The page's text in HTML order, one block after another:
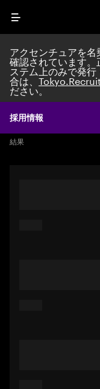
Menu
採用情報
アクセンチュアを
確認されています
ステム上のみで発
合は、
ださい。
検索のヒント
希望の仕事を表すフレ
い。キーワードを引用
文字数制限に達しまし
検索結果を見るには
結果